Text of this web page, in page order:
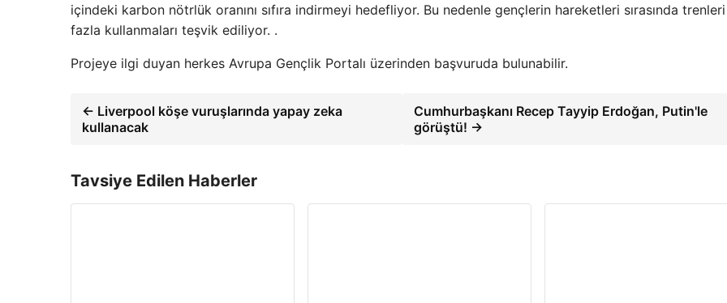
içindeki karbon nötrlük oranını sıfıra indirmeyi hedefliyor. Bu nedenle gençlerin hareketleri sırasında
fazla kullanmaları teşvik ediliyor. .
Projeye ilgi duyan herkes Avrupa Gençlik Portalı üzerinden başvuruda bulunabilir.
← Liverpool köşe vuruşlarında yapay zeka
kullanacak
Cumhurbaşkanı Recep Tayyip Erdoğan, Putin'le
görüştü! →
Tavsiye Edilen Haberler